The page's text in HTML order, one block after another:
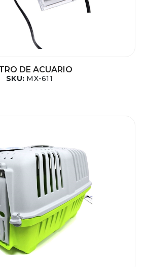
DE ACUARIO
SKU: MX-611